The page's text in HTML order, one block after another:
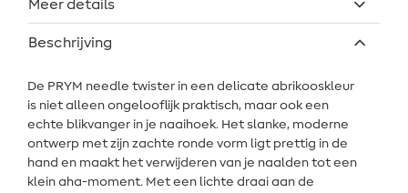
Meer details
Beschrijving
De PRYM needle twister in een delicate abrikooskleur
is niet alleen ongelooflijk praktisch, maar ook een
echte blikvanger in je naaihoek. Het slanke, moderne
ontwerp met zijn zachte ronde vorm ligt prettig in de
hand en maakt het verwijderen van je naalden tot een
klein aha-moment. Met een lichte draai aan de